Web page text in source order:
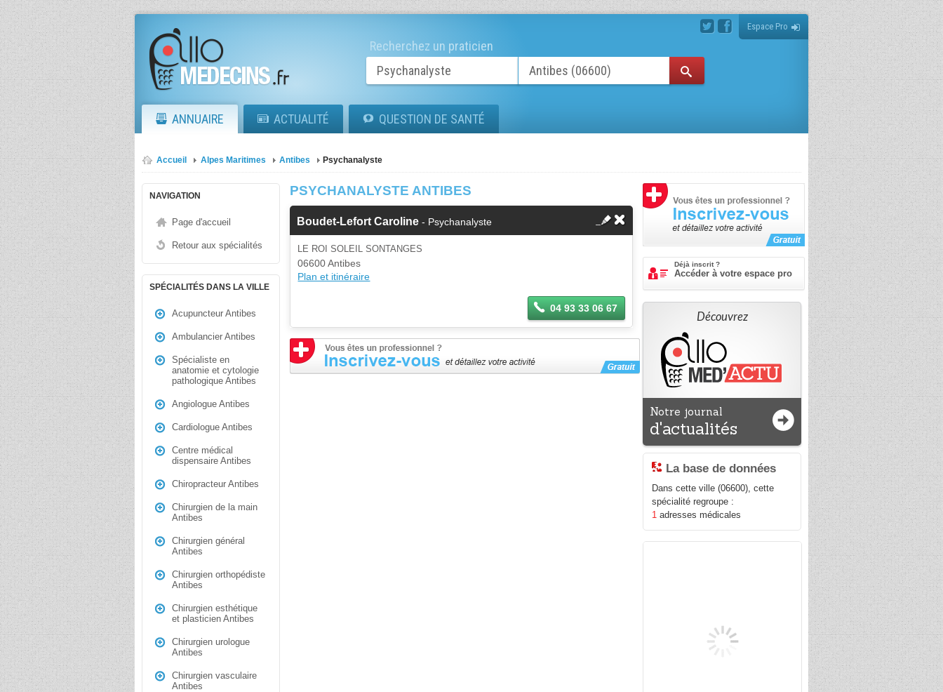
Espace Pro
Recherchez un praticien
ANNUAIRE ACTUALITÉ QUESTION DE SANTÉ
Accueil Alpes Maritimes Antibes Psychanalyste
NAVIGATION
Page d'accueil
Retour aux spécialités
SPÉCIALITÉS DANS LA VILLE
Acupuncteur Antibes
Ambulancier Antibes
Spécialiste en
anatomie et cytologie
pathologique Antibes
Angiologue Antibes
Cardiologue Antibes
Centre médical
dispensaire Antibes
Chiropracteur Antibes
Chirurgien de la main
Antibes
Chirurgien général
Antibes
Chirurgien orthopédiste
Antibes
Chirurgien esthétique
et plasticien Antibes
Chirurgien urologue
Antibes
Chirurgien vasculaire
Antibes
PSYCHANALYSTE ANTIBES
Boudet-Lefort Caroline - Psychanalyste
LE ROI SOLEIL SONTANGES
06600 Antibes
Plan et itinéraire
04 93 33 06 67
Déjà inscrit ?
Accéder à votre espace pro
Découvrez
Notre journal
d'actualités
La base de données
Dans cette ville (06600), cette
spécialité regroupe :
1 adresses médicales